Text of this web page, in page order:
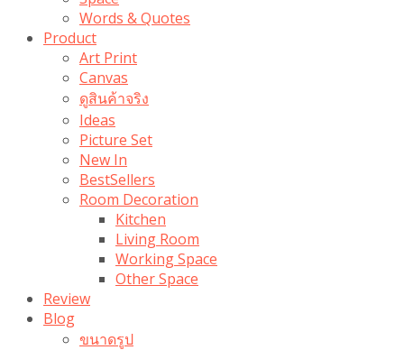
Words & Quotes
Product
Art Print
Canvas
ดูสินค้าจริง
Ideas
Picture Set
New In
BestSellers
Room Decoration
Kitchen
Living Room
Working Space
Other Space
Review
Blog
ขนาดรูป